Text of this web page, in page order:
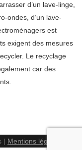
d’un lave-linge,
ondes, d’un lave-
est
exigent des mesures
Le recyclage
car des
| Mentions légales